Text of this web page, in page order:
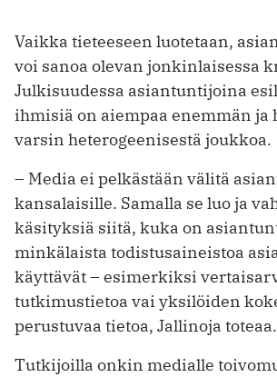
Vaikka tieteeseen luotetaan,
voi sanoa olevan jonkinlaisessa
Julkisuudessa asiantuntijoina
ihmisiä on aiempaa enemmän ja
varsin heterogeenisestä joukkoa.
– Media ei pelkästään välitä
kansalaisille. Samalla se luo ja
käsityksiä siitä, kuka on
minkälaista todistusaineistoa
käyttävät – esimerkiksi
tutkimustietoa vai yksilöiden
perustuvaa tietoa, Jallinoja toteaa.
Tutkijoilla onkin medialle